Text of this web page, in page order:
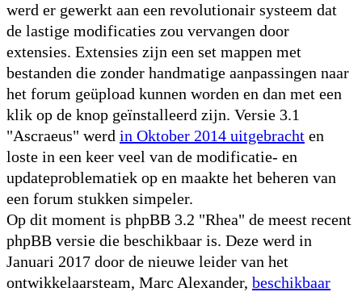
werd er gewerkt aan een revolutionair systeem dat
de lastige modificaties zou vervangen door
extensies. Extensies zijn een set mappen met
bestanden die zonder handmatige aanpassingen naar
het forum geüpload kunnen worden en dan met een
klik op de knop geïnstalleerd zijn. Versie 3.1
"Ascraeus" werd in Oktober 2014 uitgebracht en
loste in een keer veel van de modificatie- en
updateproblematiek op en maakte het beheren van
een forum stukken simpeler.
Op dit moment is phpBB 3.2 "Rhea" de meest recent
phpBB versie die beschikbaar is. Deze werd in
Januari 2017 door de nieuwe leider van het
ontwikkelaarsteam, Marc Alexander, beschikbaar